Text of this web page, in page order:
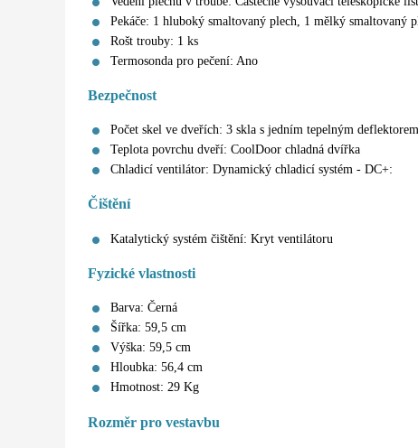
Pekáče: 1 hluboký smaltovaný plech, 1 mělký smaltovaný
Rošt trouby: 1 ks
Termosonda pro pečení: Ano
Bezpečnost
Počet skel ve dveřích: 3 skla s jedním tepelným deflektorem
Teplota povrchu dveří: CoolDoor chladná dvířka
Chladicí ventilátor: Dynamický chladicí systém - DC+:
Čištění
Katalytický systém čištění: Kryt ventilátoru
Fyzické vlastnosti
Barva: Černá
Šířka: 59,5 cm
Výška: 59,5 cm
Hloubka: 56,4 cm
Hmotnost: 29 Kg
Rozměr pro vestavbu